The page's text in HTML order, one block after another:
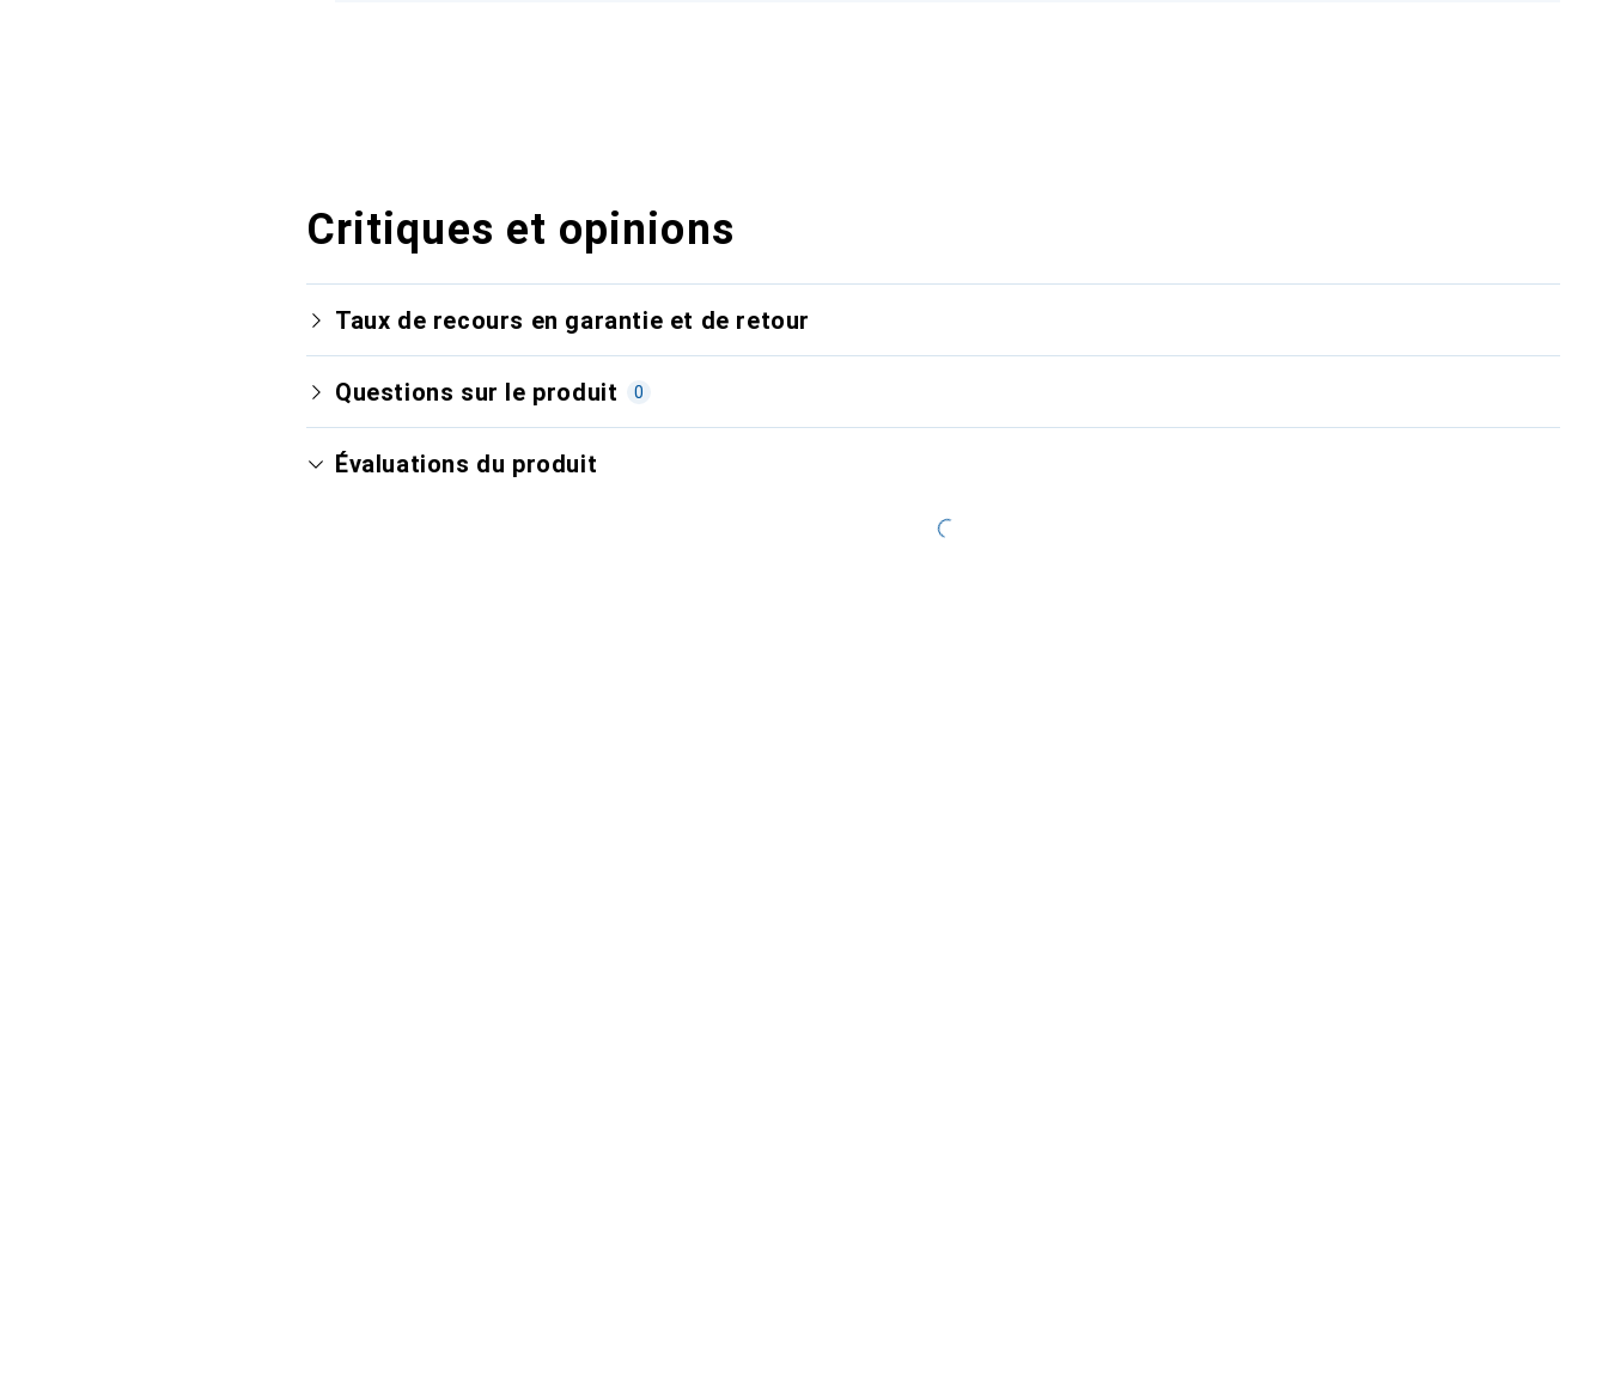
Critiques et opinions
Taux de recours en garantie et de retour
Questions sur le produit 0
Évaluations du produit